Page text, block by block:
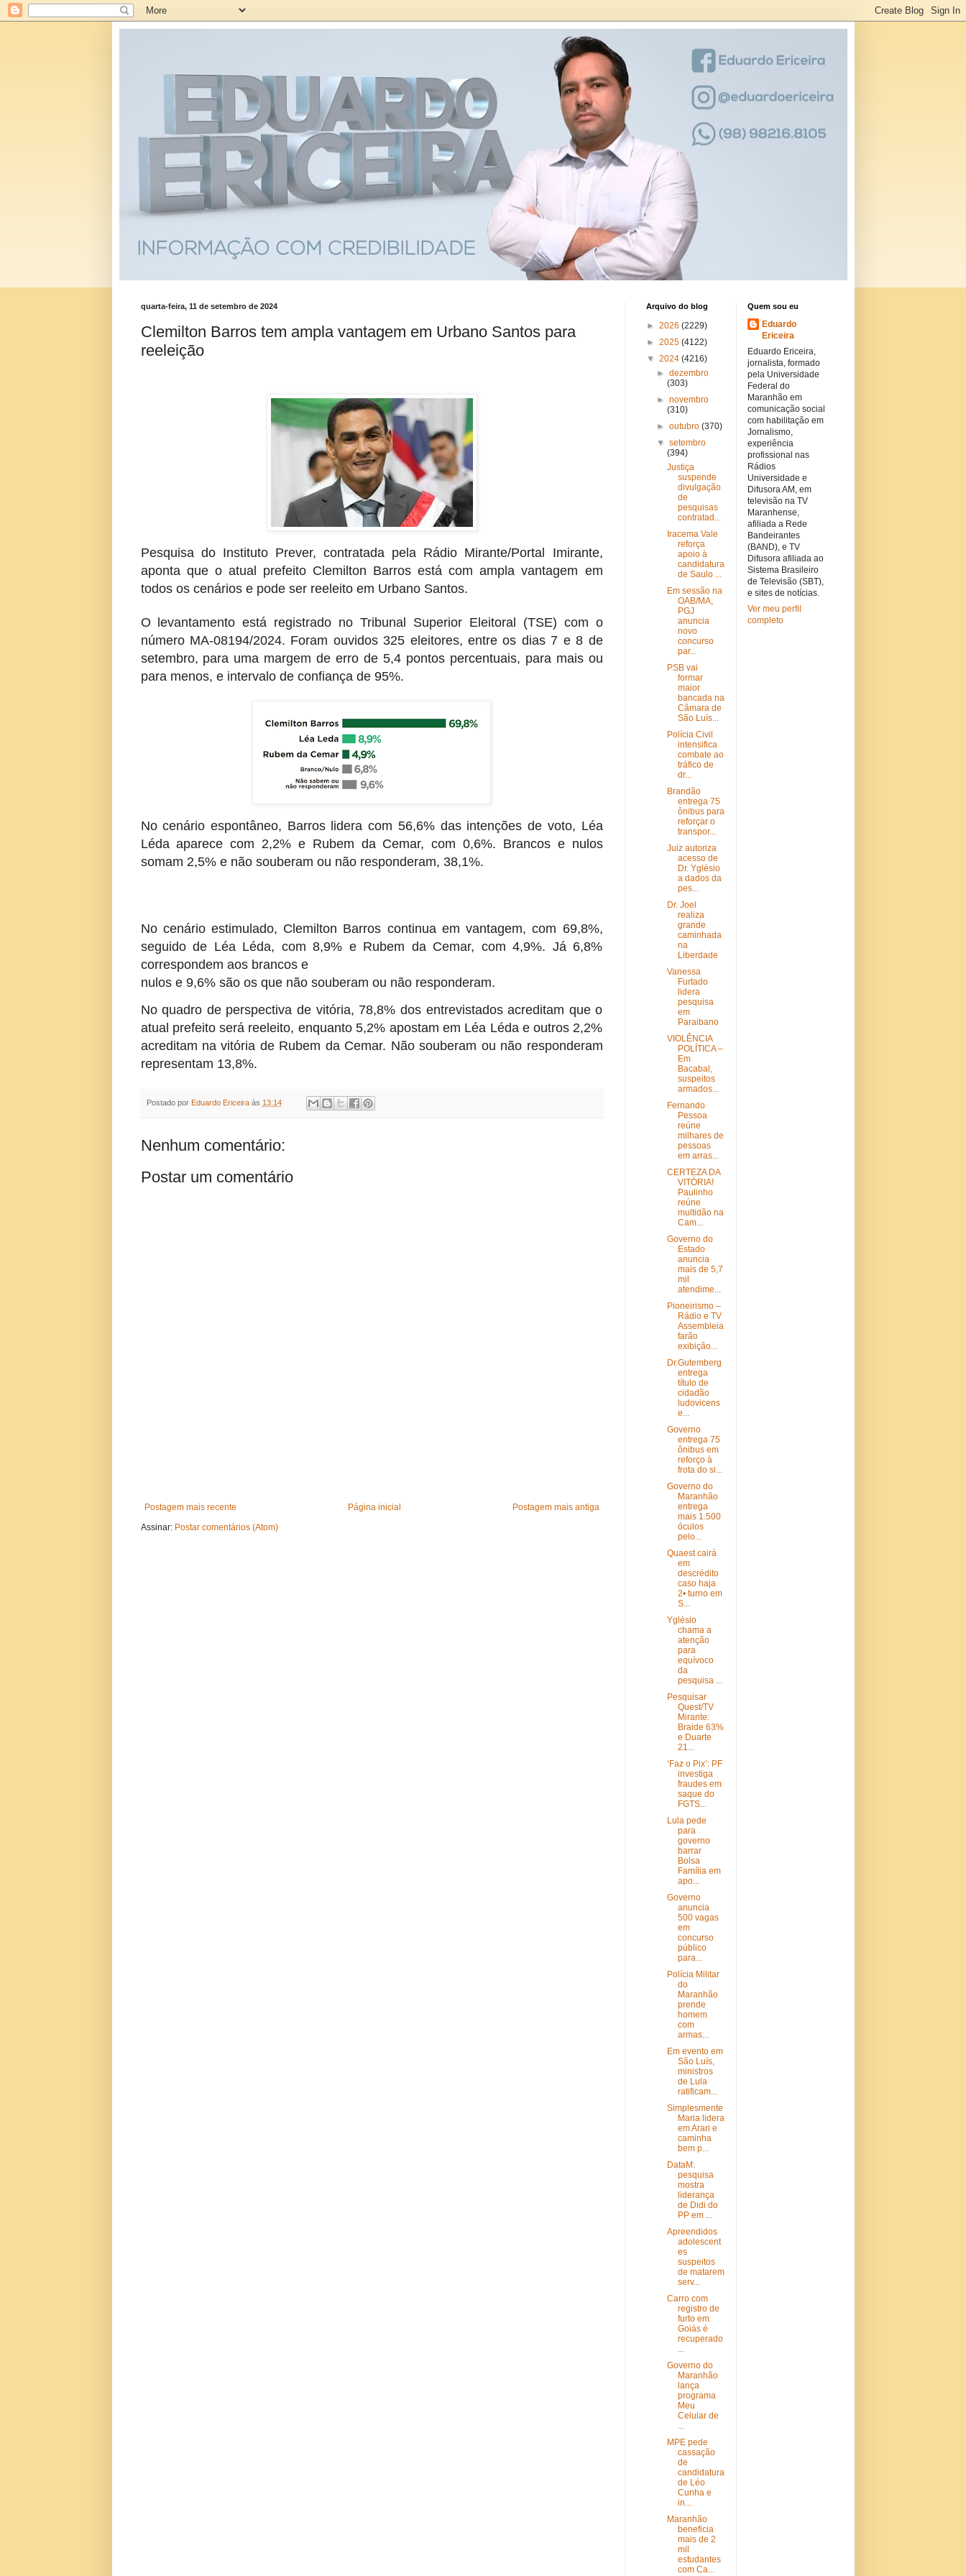
quarta-feira, 11 de setembro de 2024
Clemilton Barros tem ampla vantagem em Urbano Santos para
reeleição
Pesquisa do Instituto Prever, contratada pela Rádio Mirante/Portal Imirante,
aponta que o atual prefeito Clemilton Barros está com ampla vantagem em
todos os cenários e pode ser reeleito em Urbano Santos.
O levantamento está registrado no Tribunal Superior Eleitoral (TSE) com o
número MA-08194/2024. Foram ouvidos 325 eleitores, entre os dias 7 e 8 de
setembro, para uma margem de erro de 5,4 pontos percentuais, para mais ou
para menos, e intervalo de confiança de 95%.
No cenário espontâneo, Barros lidera com 56,6% das intenções de voto, Léa
Léda aparece com 2,2% e Rubem da Cemar, com 0,6%. Brancos e nulos
somam 2,5% e não souberam ou não responderam, 38,1%.
No cenário estimulado, Clemilton Barros continua em vantagem, com 69,8%,
seguido de Léa Léda, com 8,9% e Rubem da Cemar, com 4,9%. Já 6,8%
correspondem aos brancos e
nulos e 9,6% são os que não souberam ou não responderam.
No quadro de perspectiva de vitória, 78,8% dos entrevistados acreditam que o
atual prefeito será reeleito, enquanto 5,2% apostam em Léa Léda e outros 2,2%
acreditam na vitória de Rubem da Cemar. Não souberam ou não responderam
representam 13,8%.
Postado por Eduardo Ericeira às 13:14
Nenhum comentário:
Postar um comentário
Postagem mais recente Postagem mais antiga
Página inicial
Assinar: Postar comentários (Atom)
Arquivo do blog
► 2026 (2229)
► 2025 (4122)
▼ 2024 (4216)
► dezembro
(303)
► novembro
(310)
► outubro (370)
▼ setembro
(394)
Justiça
suspende
divulgação
de
pesquisas
contratad...
Iracema Vale
reforça
apoio à
candidatura
de Saulo ...
Em sessão na
OAB/MA,
PGJ
anuncia
novo
concurso
par...
PSB vai
formar
maior
bancada na
Câmara de
São Luís...
Polícia Civil
intensifica
combate ao
tráfico de
dr...
Brandão
entrega 75
ônibus para
reforçar o
transpor...
Juiz autoriza
acesso de
Dr. Yglésio
a dados da
pes...
Dr. Joel
realiza
grande
caminhada
na
Liberdade
Vanessa
Furtado
lidera
pesquisa
em
Paraibano
VIOLÊNCIA
POLÍTICA –
Em
Bacabal,
suspeitos
armados...
Fernando
Pessoa
reúne
milhares de
pessoas
em arras...
CERTEZA DA
VITÓRIA!
Paulinho
reúne
multidão na
Cam...
Governo do
Estado
anuncia
mais de 5,7
mil
atendime...
Pioneirismo –
Rádio e TV
Assembleia
farão
exibição...
Dr.Gutemberg
entrega
título de
cidadão
ludovicens
e...
Governo
entrega 75
ônibus em
reforço à
frota do si...
Governo do
Maranhão
entrega
mais 1.500
óculos
pelo...
Quaest cairá
em
descrédito
caso haja
2• turno em
S...
Yglésio
chama a
atenção
para
equívoco
da
pesquisa ...
Pesquisar
Quest/TV
Mirante:
Braide 63%
e Duarte
21...
‘Faz o Pix’: PF
investiga
fraudes em
saque do
FGTS...
Lula pede
para
governo
barrar
Bolsa
Família em
apo...
Governo
anuncia
500 vagas
em
concurso
público
para...
Polícia Militar
do
Maranhão
prende
homem
com
armas...
Em evento em
São Luís,
ministros
de Lula
ratificam...
Simplesmente
Maria lidera
em Arari e
caminha
bem p...
DataM:
pesquisa
mostra
liderança
de Didi do
PP em ...
Apreendidos
adolescent
es
suspeitos
de matarem
serv...
Carro com
registro de
furto em
Goiás é
recuperado
...
Governo do
Maranhão
lança
programa
Meu
Celular de
...
MPE pede
cassação
de
candidatura
de Léo
Cunha e
in...
Maranhão
beneficia
mais de 2
mil
estudantes
com Ca...
Quem sou eu
Eduardo
Ericeira
Eduardo Ericeira,
jornalista, formado
pela Universidade
Federal do
Maranhão em
comunicação social
com habilitação em
Jornalismo,
experiência
profissional nas
Rádios
Universidade e
Difusora AM, em
televisão na TV
Maranhense,
afiliada a Rede
Bandeirantes
(BAND), e TV
Difusora afiliada ao
Sistema Brasileiro
de Televisão (SBT),
e sites de notícias.
Ver meu perfil
completo